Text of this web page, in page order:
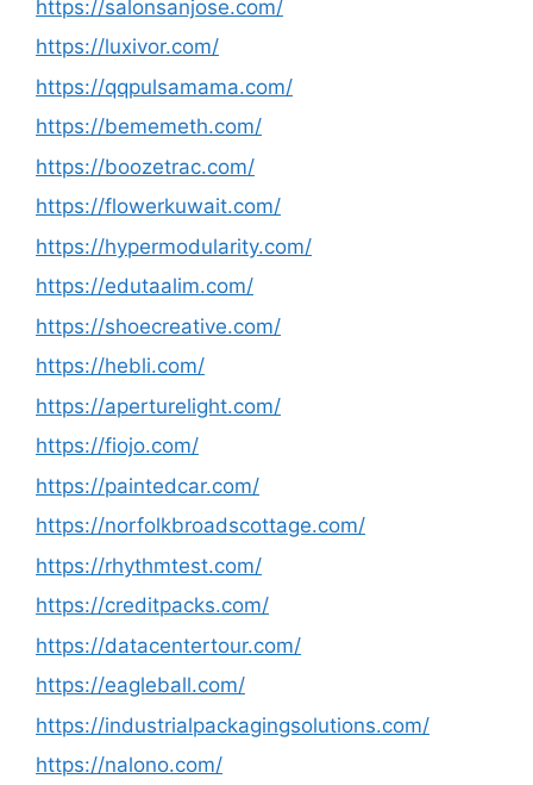
https://salonsanjose.com/
https://luxivor.com/
https://qqpulsamama.com/
https://bememeth.com/
https://boozetrac.com/
https://flowerkuwait.com/
https://hypermodularity.com/
https://edutaalim.com/
https://shoecreative.com/
https://hebli.com/
https://aperturelight.com/
https://fiojo.com/
https://paintedcar.com/
https://norfolkbroadscottage.com/
https://rhythmtest.com/
https://creditpacks.com/
https://datacentertour.com/
https://eagleball.com/
https://industrialpackagingsolutions.com/
https://nalono.com/